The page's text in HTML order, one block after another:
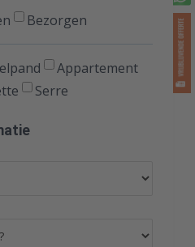
Bezorgen
Appartement
Serre